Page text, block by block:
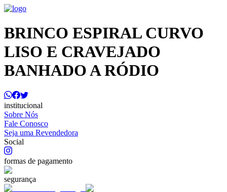
BRINCO ESPIRAL CURVO
LISO E CRAVEJADO
BANHADO A RÓDIO
institucional
Sobre Nós
Fale Conosco
Seja uma Revendedora
Social
formas de pagamento
segurança